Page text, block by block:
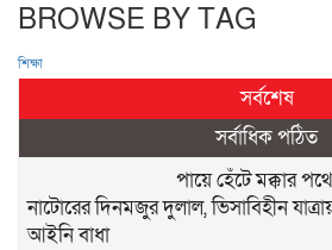
BROWSE BY TAG
শিক্ষা
সর্বশেষ
সর্বাধিক পঠিত
পায়ে হেঁটে মক্কার
নাটোরের দিনমজুর দুলাল, ভিসাবিহীন
আইনি বাধা